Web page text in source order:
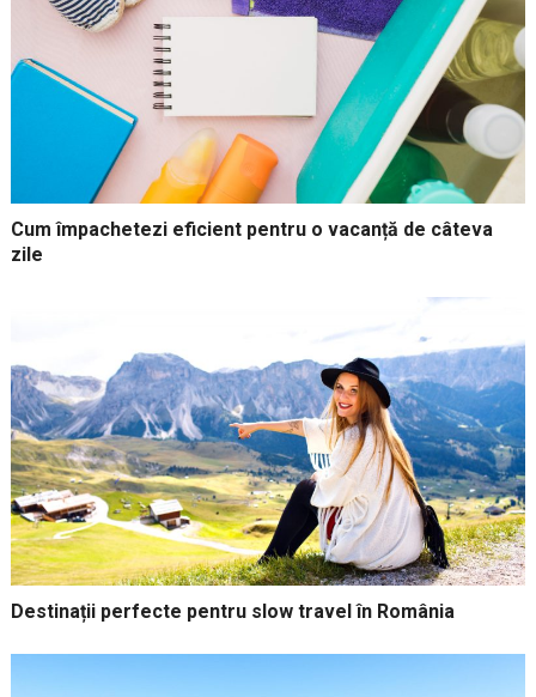
Cum împachetezi eficient pentru o vacanță de câteva
zile
Destinații perfecte pentru slow travel în România